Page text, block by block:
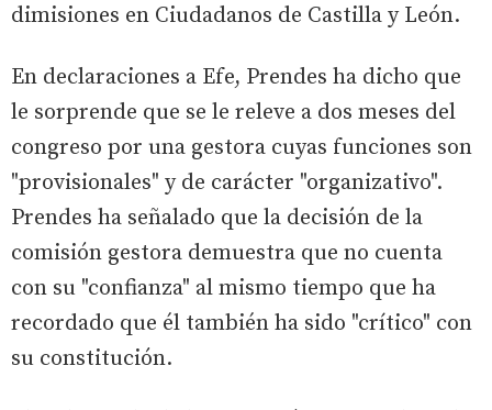
dimisiones en Ciudadanos de Castilla y León.
En declaraciones a Efe, Prendes ha dicho que
le sorprende que se le releve a dos meses del
congreso por una gestora cuyas funciones son
"provisionales" y de carácter "organizativo".
Prendes ha señalado que la decisión de la
comisión gestora demuestra que no cuenta
con su "confianza" al mismo tiempo que ha
recordado que él también ha sido "crítico" con
su constitución.